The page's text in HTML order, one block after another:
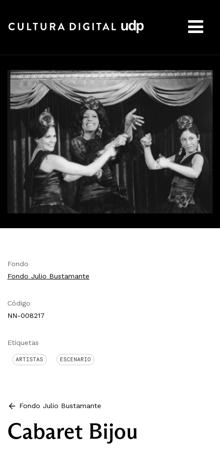
Fondo
Fondo Julio Bustamante
Código
NN-008217
Etiquetas
ARTISTAS ESCENARIO
Fondo Julio Bustamante
Cabaret Bijou